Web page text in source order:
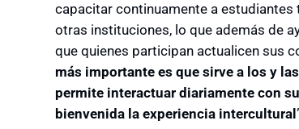
capacitar continuamente a
otras instituciones, lo que además de
que quienes participan actualicen sus
más importante es que sirve a los y
permite interactuar diariamente con
bienvenida la experiencia intercultural